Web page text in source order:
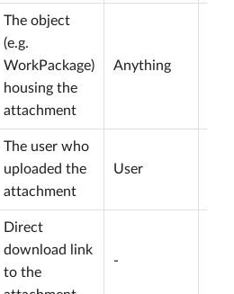
The object
(e.g.
WorkPackage)
housing the
attachment
Anything
The user who
uploaded the
attachment
User
Direct
download link
to the
-